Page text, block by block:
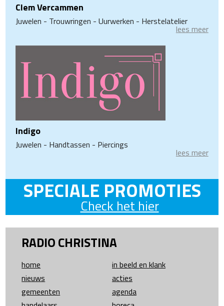
Clem Vercammen
Juwelen - Trouwringen - Uurwerken - Herstelatelier
lees meer
Indigo
Juwelen - Handtassen - Piercings
lees meer
SPECIALE PROMOTIES
Check het hier
RADIO CHRISTINA
home
in beeld en klank
nieuws
acties
gemeenten
agenda